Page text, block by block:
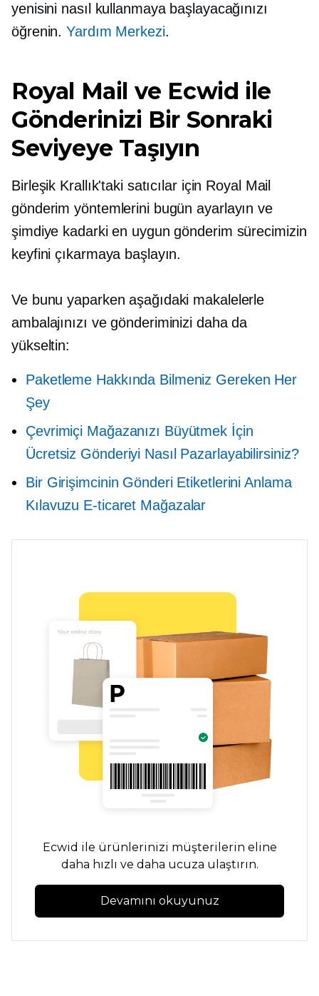
yenisini nasıl kullanmaya başlayacağınızı
öğrenin.Yardım Merkezi.
Royal Mail ve Ecwid ile
Gönderinizi Bir Sonraki
Seviyeye Taşıyın
Birleşik Krallık'taki satıcılar için Royal Mail
gönderim yöntemlerini bugün ayarlayın ve
şimdiye kadarki en uygun gönderim sürecimizin
keyfini çıkarmaya başlayın.
Ve bunu yaparken aşağıdaki makalelerle
ambalajınızı ve gönderiminizi daha da
yükseltin:
Paketleme Hakkında Bilmeniz Gereken Her
Şey
Çevrimiçi Mağazanızı Büyütmek İçin
Ücretsiz Gönderiyi Nasıl Pazarlayabilirsiniz?
Bir Girişimcinin Gönderi Etiketlerini Anlama
Kılavuzu E-ticaret Mağazalar
Ecwid ile ürünlerinizi müşterilerin eline
daha hızlı ve daha ucuza ulaştırın.
Devamını okuyunuz